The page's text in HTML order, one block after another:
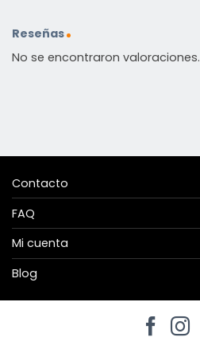
Reseñas
No se encontraron valoraciones.
Contacto
FAQ
Mi cuenta
Blog